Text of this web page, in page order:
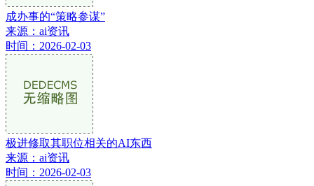
成办事的“策略参谋”
来源：ai资讯
时间：2026-02-03
极进修取其职位相关的AI东西
来源：ai资讯
时间：2026-02-03